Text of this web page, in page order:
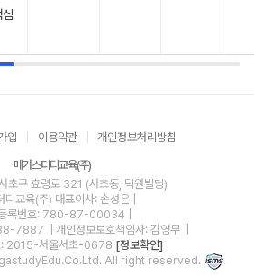
입 이용약관 개인정보처리방침
메가스터디교육(주)
초구 효령로 321 (서초동, 덕원빌딩)
디교육(주) 대표이사: 손성은 |
록번호: 780-87-00034
7887
| 개인정보보호책임자: 김영무
: 2015-서울서초-0678 [정보확인]
All right reserved.